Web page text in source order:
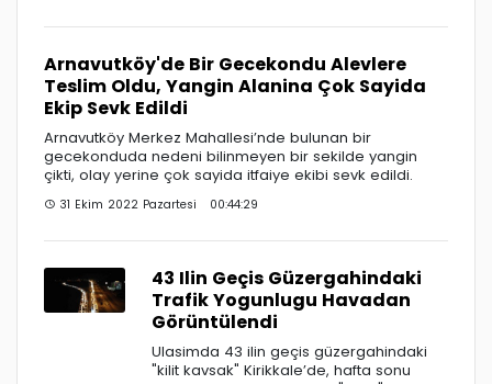
Arnavutköy'de Bir Gecekondu Alevlere
Teslim Oldu, Yangin Alanina Çok Sayida
Ekip Sevk Edildi
Arnavutköy Merkez Mahallesi’nde bulunan bir
gecekonduda nedeni bilinmeyen bir sekilde yangin
çikti, olay yerine çok sayida itfaiye ekibi sevk edildi.
31 Ekim 2022 Pazartesi 00:44:29
43 Ilin Geçis Güzergahindaki
Trafik Yogunlugu Havadan
Görüntülendi
Ulasimda 43 ilin geçis güzergahindaki
"kilit kavsak" Kirikkale’de, hafta sonu